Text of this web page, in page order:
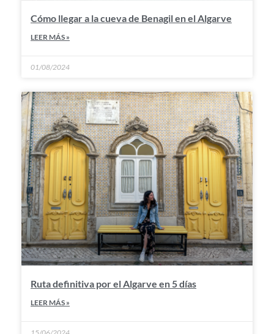
Cómo llegar a la cueva de Benagil en el Algarve
LEER MÁS »
01/08/2024
Ruta definitiva por el Algarve en 5 días
LEER MÁS »